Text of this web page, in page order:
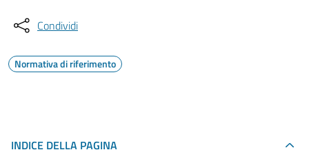
Condividi
Normativa di riferimento
INDICE DELLA PAGINA